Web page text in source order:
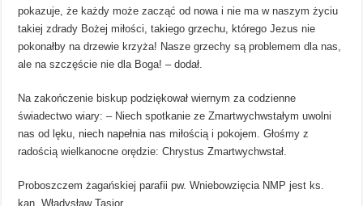
pokazuje, że każdy może zacząć od nowa i nie ma w naszym życiu
takiej zdrady Bożej miłości, takiego grzechu, którego Jezus nie
pokonałby na drzewie krzyża! Nasze grzechy są problemem dla nas,
ale na szczęście nie dla Boga! – dodał.
Na zakończenie biskup podziękował wiernym za codzienne
świadectwo wiary: – Niech spotkanie ze Zmartwychwstałym uwolni
nas od lęku, niech napełnia nas miłością i pokojem. Głośmy z
radością wielkanocne orędzie: Chrystus Zmartwychwstał.
Proboszczem żagańskiej parafii pw. Wniebowzięcia NMP jest ks.
kan. Władysław Tasior.